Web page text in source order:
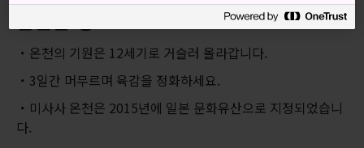
온천의 기원은 12세기로 거슬러 올라갑니다.
3일간 머무르며 육감을 정화하세요.
미사사 온천은 2015년에 일본 문화유산으로 지정되었습니
다.